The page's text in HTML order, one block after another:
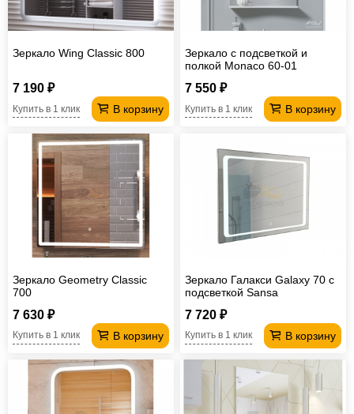
Зеркало Wing Classic 800
7 190 ₽
В корзину
Купить в 1 клик
Зеркало с подсветкой и
полкой Monaco 60-01
7 550 ₽
В корзину
Купить в 1 клик
Зеркало Geometry Classic
700
7 630 ₽
В корзину
Купить в 1 клик
Зеркало Галакси Galaxy 70 с
подсветкой Sansa
7 720 ₽
В корзину
Купить в 1 клик